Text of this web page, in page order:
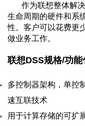
作为联想整体解
生命周期的硬件和系
性。客户可以花费更
做业务工作。
联想DSS规格/功能
多控制器架构，单控
速互联技术
用于计算存储的可扩